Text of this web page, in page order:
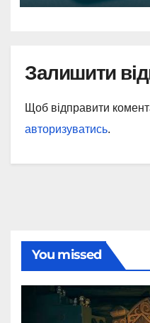
Залишити
Щоб відправити
авторизуватись.
You missed